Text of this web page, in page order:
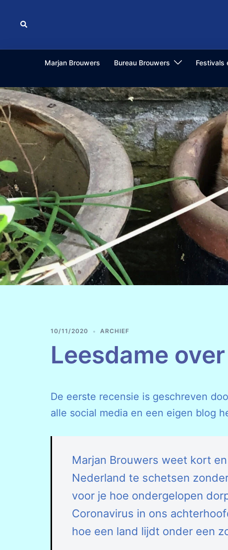
Zoeken
Marjan Brouwers Bureau Brouwers Festivals
10/11/2020 ARCHIEF
Leesdame
De eerste recensie is geschreven
alle social media en een eigen blog
Marjan Brouwers weet kort
Nederland te schetsen
voor je hoe ondergelopen
Coronavirus in ons
hoe een land lijdt onder een